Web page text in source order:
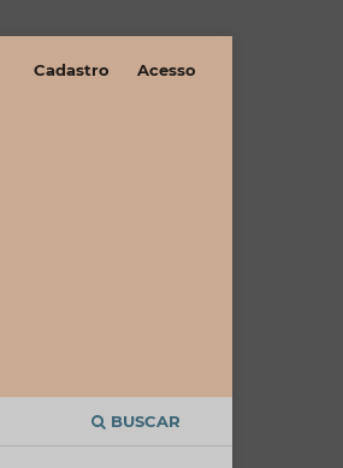
BUSCAR
Cadastro Acesso